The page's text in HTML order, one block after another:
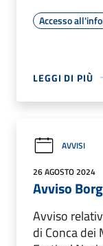
Accesso
LEGGI DI PIÙ
AVVISI
26 AGOSTO 2024
Avviso
Avviso
di Conca dei